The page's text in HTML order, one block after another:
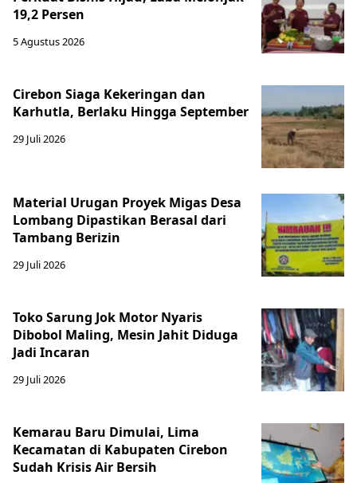
19,2 Persen
5 Agustus 2026
Cirebon Siaga Kekeringan dan
Karhutla, Berlaku Hingga September
29 Juli 2026
Material Urugan Proyek Migas Desa
Lombang Dipastikan Berasal dari
Tambang Berizin
29 Juli 2026
Toko Sarung Jok Motor Nyaris
Dibobol Maling, Mesin Jahit Diduga
Jadi Incaran
29 Juli 2026
Kemarau Baru Dimulai, Lima
Kecamatan di Kabupaten Cirebon
Sudah Krisis Air Bersih